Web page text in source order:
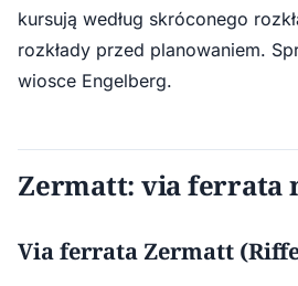
kursują według skróconego
rozkłady przed planowaniem.
wiosce Engelberg.
Zermatt: via ferrata
Via ferrata Zermatt